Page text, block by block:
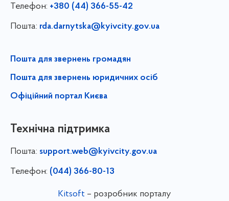
Телефон: +380 (44) 366-55-42
Пошта: rda.darnytska@kyivcity.gov.ua
Пошта для звернень громадян
Пошта для звернень юридичних осіб
Офіційний портал Києва
Технічна підтримка
Пошта: support.web@kyivcity.gov.ua
Телефон: (044) 366-80-13
Kitsoft – розробник порталу